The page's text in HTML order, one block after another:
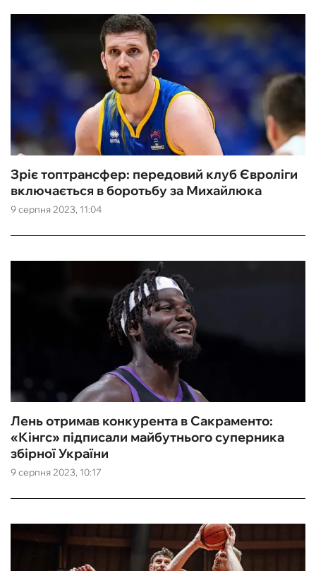
9 серпня 2023, 11:04
Зріє топтрансфер: передовий клуб Євроліги
включається в боротьбу за Михайлюка
9 серпня 2023, 10:17
Лень отримав конкурента в Сакраменто:
«Кінгс» підписали майбутнього суперника
збірної України